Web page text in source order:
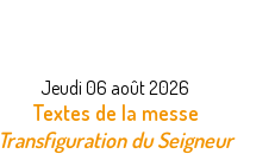
Jeudi 06 août 2026
Textes de la messe
Transfiguration du Seigneur